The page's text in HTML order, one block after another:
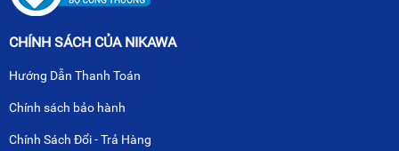
CHÍNH SÁCH CỦA NIKAWA
Hướng Dẫn Thanh Toán
Chính sách bảo hành
Chính Sách Đổi - Trả Hàng